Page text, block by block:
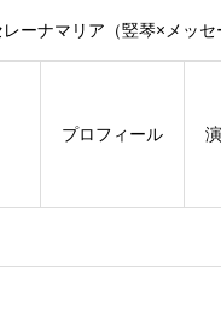
ーナマリア（竪琴×メッ
プロフィール